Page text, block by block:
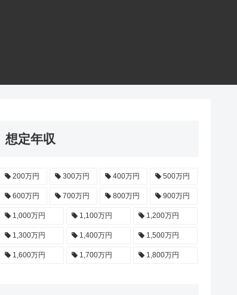
想定年収
200万円 300万円 400万円 500万円
600万円 700万円 800万円 900万円
1,000万円 1,100万円 1,200万円
1,300万円 1,400万円 1,500万円
1,600万円 1,700万円 1,800万円